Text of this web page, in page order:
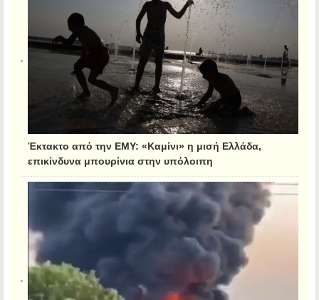
Έκτακτο από την ΕΜΥ: «Καμίνι» η μισή Ελλάδα,
επικίνδυνα μπουρίνια στην υπόλοιπη